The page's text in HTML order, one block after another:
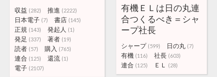
収益 (282) 推進 (2222)
日本電子 (7) 書店 (145)
正規 (143) 発起人 (1)
発足 (337) 著者 (19)
読者 (57) 購入 (765)
連合 (125) 還流 (1)
電子 (2107)
有機ＥＬは日の丸連
合つくるべき＝シャ
ープ社長
シャープ (599) 日の丸 (7)
有機 (116) 社長 (603)
連合 (125) ＥＬ (28)